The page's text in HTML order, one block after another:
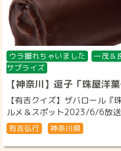
ウラ撮れちゃいました 一茂＆
サプライズ
【神奈川】逗子「珠屋洋菓
【有吉クイズ】ザバロール
ルメ＆スポット2023/6/6放送
有吉弘行 神奈川県